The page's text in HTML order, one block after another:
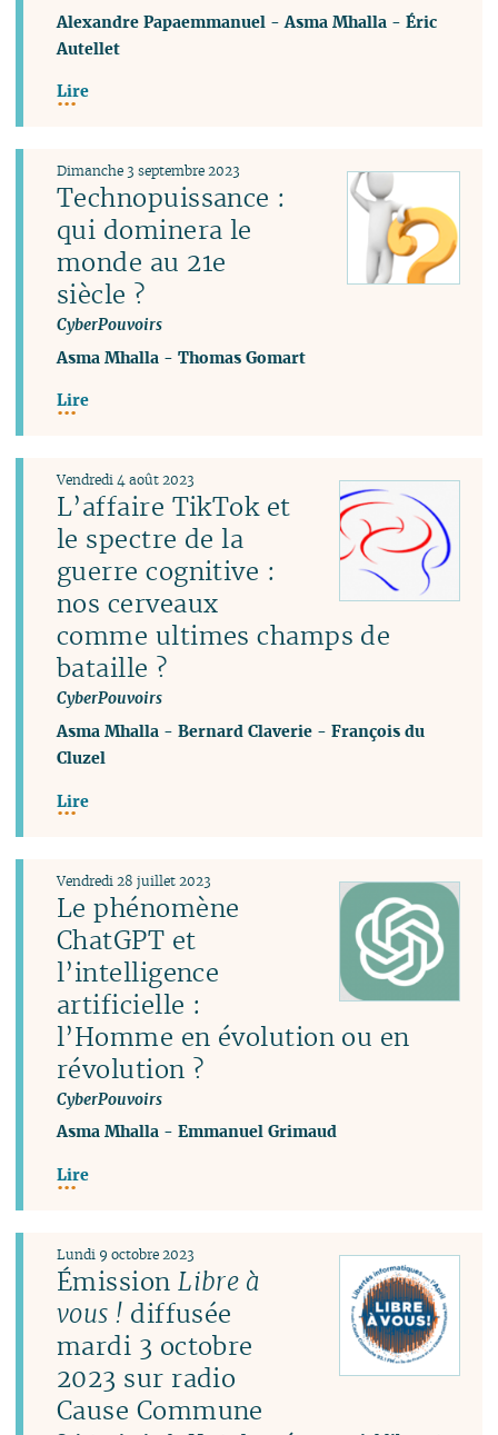
Alexandre Papaemmanuel -Asma Mhalla -Éric
Autellet
Lire
Technopuissance :
qui dominera le
monde au 21e
siècle ?
CyberPouvoirs
Dimanche 3 septembre 2023
Asma Mhalla -Thomas Gomart
Lire
L’affaire TikTok et
le spectre de la
guerre cognitive :
nos cerveaux
comme ultimes champs de
bataille ?
CyberPouvoirs
Vendredi 4 août 2023
Asma Mhalla -Bernard Claverie -François du
Cluzel
Lire
Le phénomène
ChatGPT et
l’intelligence
artificielle :
l’Homme en évolution ou en
révolution ?
CyberPouvoirs
Vendredi 28 juillet 2023
Asma Mhalla -Emmanuel Grimaud
Lire
ÉmissionLibre à
vous ! diffusée
mardi 3 octobre
2023 sur radio
Cause Commune
Lundi 9 octobre 2023